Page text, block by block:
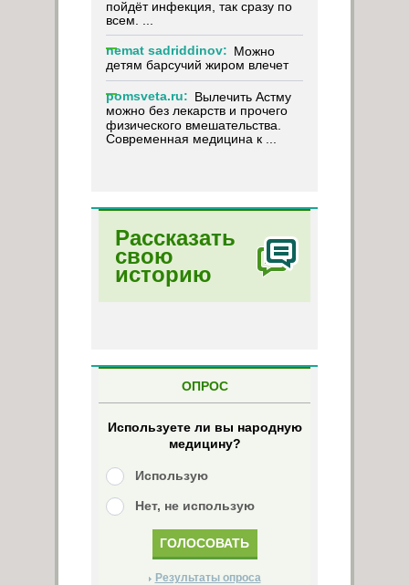
пойдёт инфекция, так сразу по
всем. ...
nemat sadriddinov: Можно
детям барсучий жиром влечет
pomsveta.ru: Вылечить Астму
можно без лекарств и прочего
физического вмешательства.
Современная медицина к ...
Рассказать
свою
историю
ОПРОС
Используете ли вы народную
медицину?
Использую
Нет, не использую
Результаты опроса